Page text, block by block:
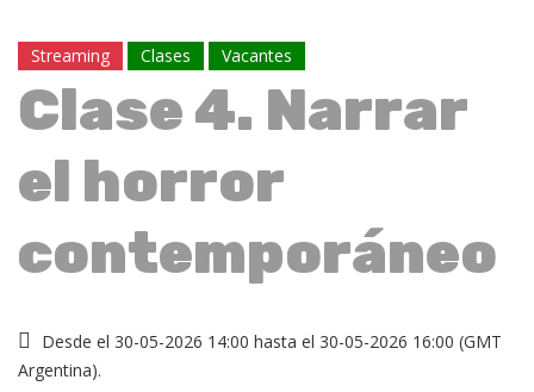
Streaming Clases Vacantes
Clase 4. Narrar
el horror
contemporáneo
Desde el 30-05-2026 14:00 hasta el 30-05-2026 16:00 (GMT
Argentina).